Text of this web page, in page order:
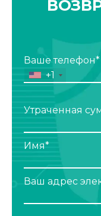
Ваше телефон*
+1
Утраченная
Имя*
Ваш адрес